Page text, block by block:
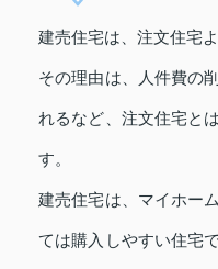
建売住宅は、注文住宅
その理由は、人件費の
れるなど、注文住宅と
す。
建売住宅は、マイホー
ては購入しやすい住宅